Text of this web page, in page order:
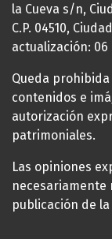
la Cueva s/n,
C.P. 04510,
actualización: 06
Queda
contenidos e
autorización
patrimoniales.
Las opiniones
necesariamente
publicación de la